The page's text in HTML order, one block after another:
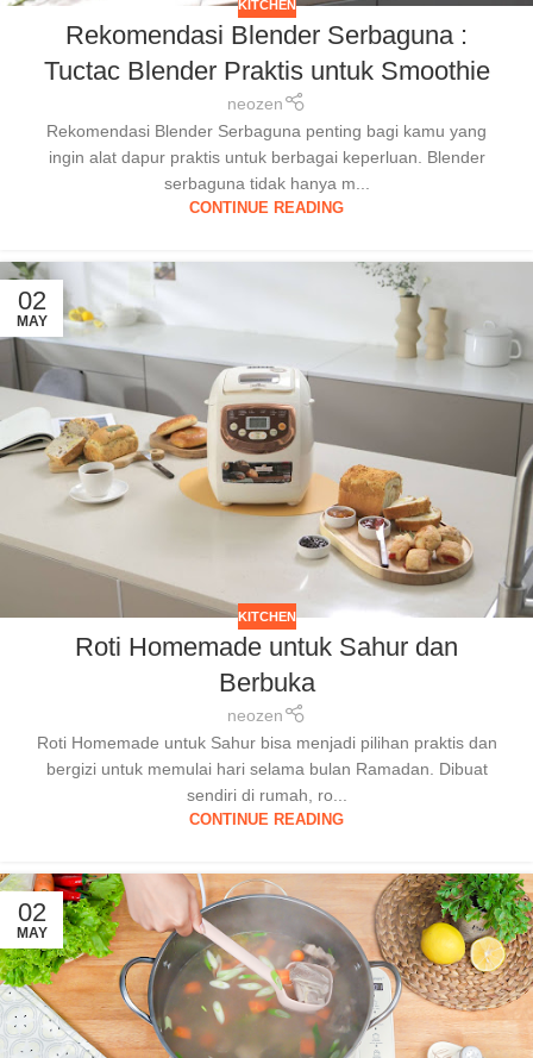
KITCHEN
Rekomendasi Blender Serbaguna :
Tuctac Blender Praktis untuk Smoothie
neozen
Rekomendasi Blender Serbaguna penting bagi kamu yang
ingin alat dapur praktis untuk berbagai keperluan. Blender
serbaguna tidak hanya m...
CONTINUE READING
02
MAY
KITCHEN
Roti Homemade untuk Sahur dan
Berbuka
neozen
Roti Homemade untuk Sahur bisa menjadi pilihan praktis dan
bergizi untuk memulai hari selama bulan Ramadan. Dibuat
sendiri di rumah, ro...
CONTINUE READING
02
MAY